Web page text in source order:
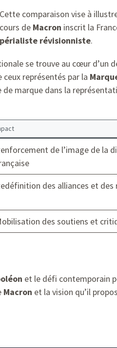
comparaison vise à
de Macron inscrit la
révisionniste.
se trouve au cœur d’un
représentés par la
marque dans la
de l’image de la
des alliances et des
des soutiens et
et le défi contemporain
Macron et la vision qu’il